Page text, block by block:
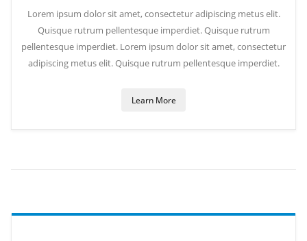
Lorem ipsum dolor sit amet, consectetur adipiscing metus elit.
Quisque rutrum pellentesque imperdiet. Quisque rutrum
pellentesque imperdiet. Lorem ipsum dolor sit amet, consectetur
adipiscing metus elit. Quisque rutrum pellentesque imperdiet.
Learn More